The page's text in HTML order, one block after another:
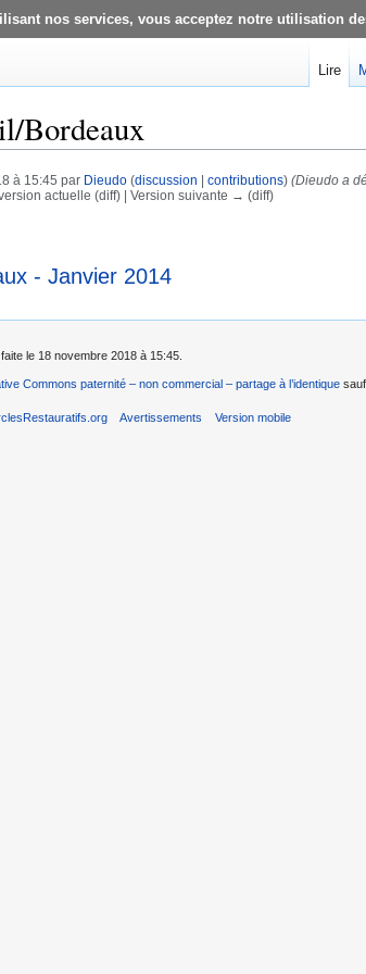
nos services, vous acceptez notre utilisation
Bordeaux
à 15:45 par Dieudo (discussion contributions) (Dieudo a
actuelle (diff) | Version suivante → (diff)
- Janvier 2014
Lire
le 18 novembre 2018 à 15:45.
Commons paternité – non commercial – partage à l’identique
Avertissements Version mobile